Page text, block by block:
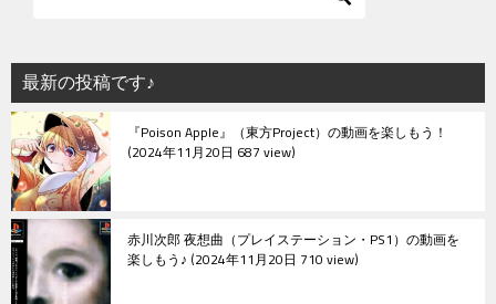
シ
ョ
ン
最新の投稿です♪
『Poison Apple』（東方Project）の動画を楽しもう！
2024年11月20日 687 view
赤川次郎 夜想曲（プレイステーション・PS1）の動画を
楽しもう♪ 2024年11月20日 710 view